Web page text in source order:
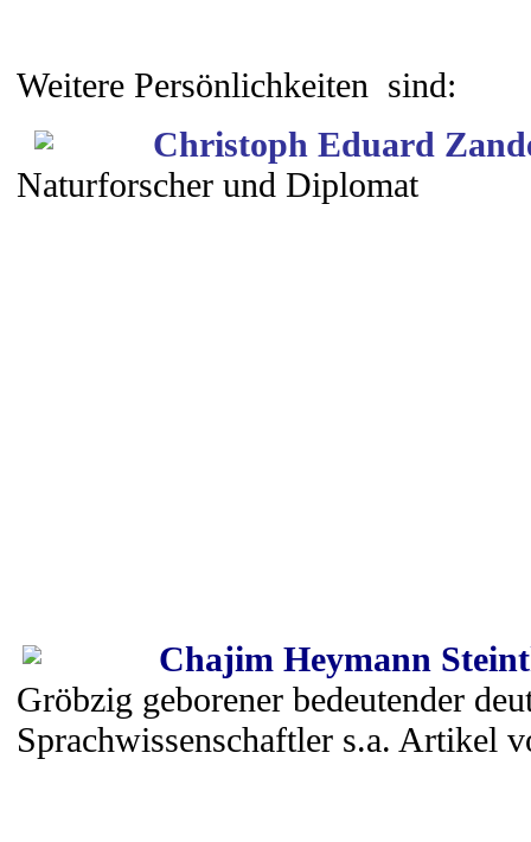
Weitere Persönlichkeiten sind:
Christoph Eduard
Naturforscher und Diplomat
Chajim Heymann
Gröbzig geborener bedeutender
Sprachwissenschaftler s.a. Artikel